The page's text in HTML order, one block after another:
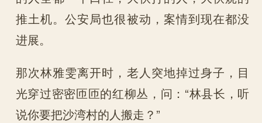
推土机。公安局也很被动，案情到现在都没
进展。
那次林雅雯离开时，老人突地掉过身子，目
光穿过密密匝匝的红柳丛，问：“林县长，听
说你要把沙湾村的人搬走？”